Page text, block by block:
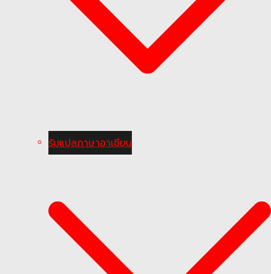
รับแปลภาษาอาเซียน